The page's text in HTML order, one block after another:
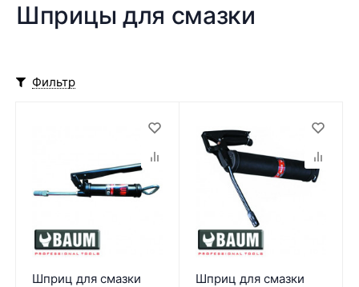
Шприцы для смазки
Фильтр
Шприц для смазки
Шприц для смазки